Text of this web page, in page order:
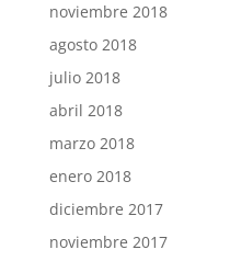
noviembre 2018
agosto 2018
julio 2018
abril 2018
marzo 2018
enero 2018
diciembre 2017
noviembre 2017